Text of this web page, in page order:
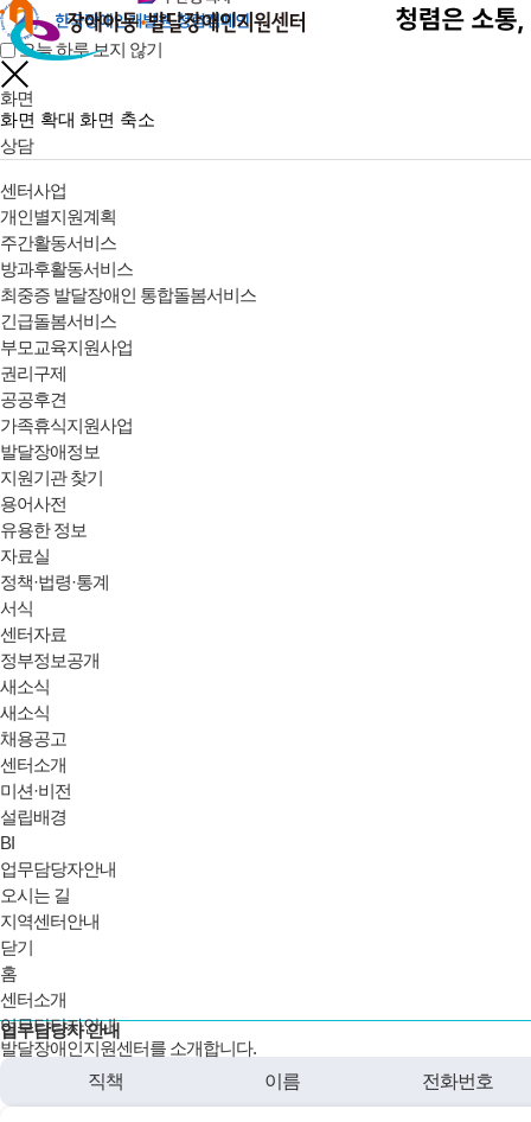
오늘 하루 보지 않기
화면
화면 확대 화면 축소
상담
센터사업
개인별지원계획
주간활동서비스
방과후활동서비스
최중증 발달장애인 통합돌봄서비스
긴급돌봄서비스
부모교육지원사업
권리구제
공공후견
가족휴식지원사업
발달장애정보
지원기관 찾기
용어사전
유용한 정보
자료실
정책·법령·통계
서식
센터자료
정부정보공개
새소식
새소식
채용공고
센터소개
미션·비전
설립배경
BI
업무담당자안내
오시는 길
지역센터안내
닫기
홈
센터소개
업무담당자안내
업무담당자 안내
발달장애인지원센터를 소개합니다.
직책
이름 전화번호